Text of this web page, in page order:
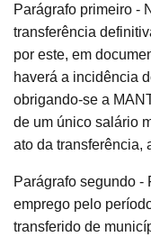
Parágrafo primeiro -
transferência
por este, em
haverá a incidência
obrigando-se a
de um único salário
ato da transferência,
Parágrafo segundo -
emprego pelo
transferido de